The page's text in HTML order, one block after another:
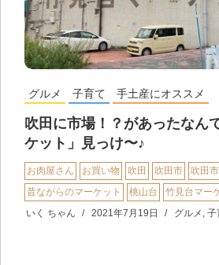
グルメ 子育て 手土産にオススメ
吹田に市場！？があったなん
ケット」見っけ〜♪
お肉屋さん お買い物 吹田 吹田市 吹田
昔ながらのマーケット
桃山台 竹見台マー
いく ちゃん
2021年7月19日 グルメ 子